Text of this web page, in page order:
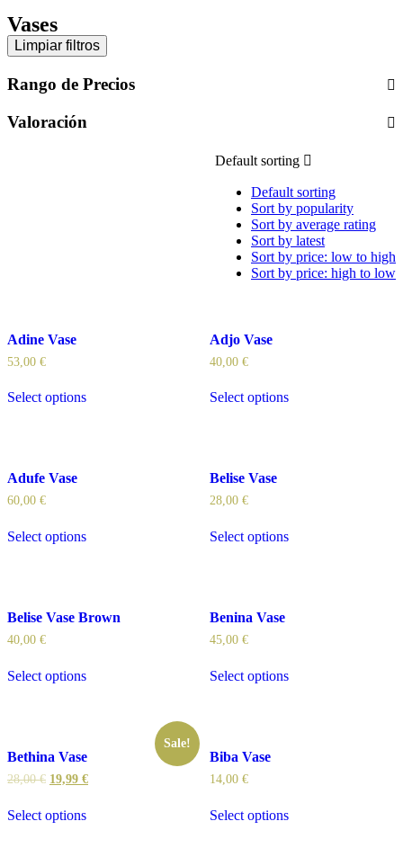
Vases
Limpiar filtros
Rango de Precios
Valoración
Default sorting
Default sorting
Sort by popularity
Sort by average rating
Sort by latest
Sort by price: low to high
Sort by price: high to low
Adine Vase
53,00 €
Select options
Adjo Vase
40,00 €
Select options
Adufe Vase
60,00 €
Select options
Belise Vase
28,00 €
Select options
Belise Vase Brown
40,00 €
Select options
Benina Vase
45,00 €
Select options
Sale!
Bethina Vase
28,00€ 19,99 €
Select options
Biba Vase
14,00 €
Select options